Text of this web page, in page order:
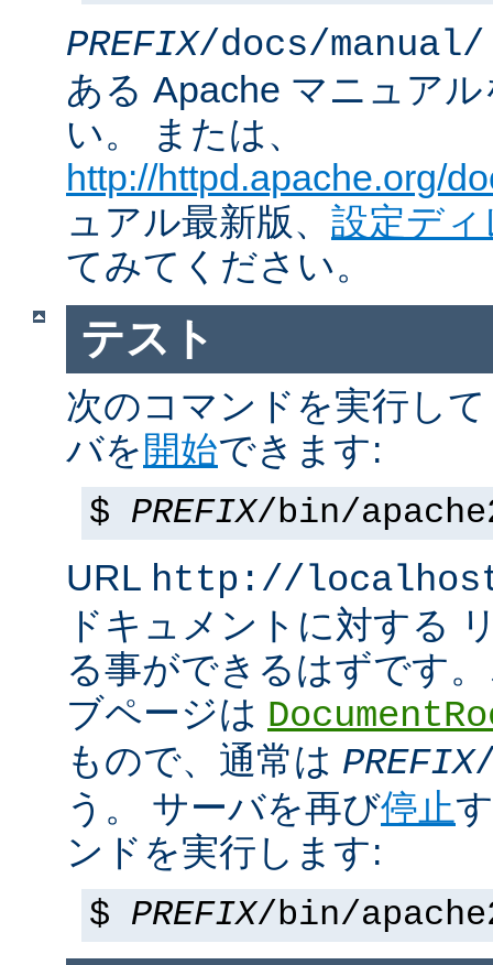
PREFIX/docs/manual/
ある Apache マニュア
い。 または、
http://httpd.apache.org/
ュアル最新版、 設定デ
てみてください。
テスト
次のコマンドを実行し
バを 開始できます:
$ PREFIX/bin/
URL http://
ドキュメントに対する
る事ができるはずです
ブページは
もので、通常は PREFIX
う。 サーバを再び停止
ンドを実行します:
$ PREFIX/bin/